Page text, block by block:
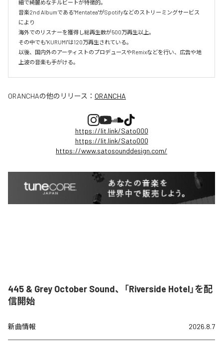
細で綺麗めなチルビートが特徴的。
音楽2nd Albumである"Mentatea"がSpotifyなどのストリーミングサービス
により
海外でのリスナーを獲得し総再生数が500万再生以上。
その中でも"KURUMI"は120万再生されている。
以後、国内外のアーティストのプロデュースやRemixなどを行い、広告や地
上波の音楽も手がける。
ORANCHAの他のリリース： ORANCHA
https://lit.link/Sato000
https://lit.link/Sato000
https://www.satosounddesign.com/
445 & Grey October Sound、「Riverside Hotel」を配
信開始
新曲情報 2026.8.7